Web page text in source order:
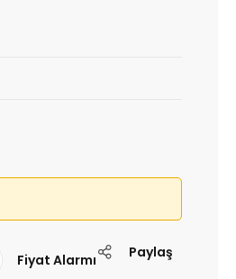
Fiyat Alarmı Paylaş